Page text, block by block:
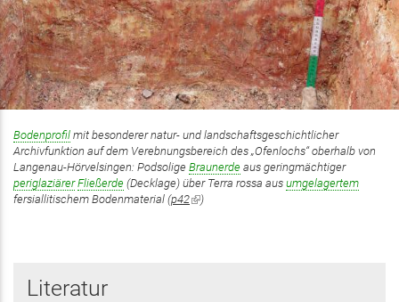
Bodenprofil mit besonderer natur- und landschaftsgeschichtlicher
Archivfunktion auf dem Verebnungsbereich des „Ofenlochs“ oberhalb von
Langenau-Hörvelsingen: Podsolige Braunerde aus geringmächtiger
periglaziärer Fließerde (Decklage) über Terra rossa aus umgelagertem
fersiallitischem Bodenmaterial (p42(Link
)
Literatur